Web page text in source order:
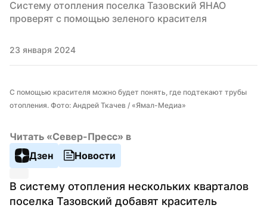
Систему отопления поселка Тазовский ЯНАО
проверят с помощью зеленого красителя
23 января 2024
С помощью красителя можно будет понять, где подтекают трубы
отопления. Фото: Андрей Ткачев / «Ямал-Медиа»
Читать «Север-Пресс» в
Дзен
Новости
В систему отопления нескольких кварталов
поселка Тазовский добавят краситель